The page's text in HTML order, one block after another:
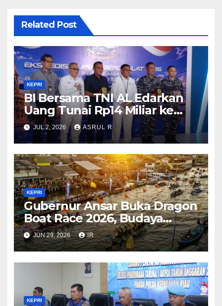
Related Post
KEPRI
BI Bersama TNI AL Edarkan
Uang Tunai Rp14 Miliar ke
Pulau Terluar di Kepri Guna
Memperkuat Kedaulatan dan
Stabilitas Rupiah
JUL 2, 2026 ASRUL R
KEPRI
Gubernur Ansar Buka Dragon
Boat Race 2026, Budaya
Bahari Dongkrak Pariwisata
Kepri
JUN 29, 2026 IR
KEPRI